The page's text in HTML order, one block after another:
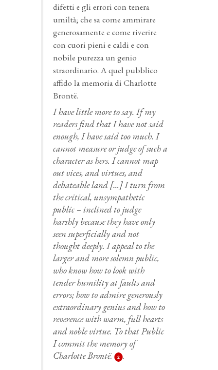
difetti e gli errori con tenera
umiltà; che sa come ammirare
generosamente e come riverire
con cuori pieni e caldi e con
nobile purezza un genio
straordinario. A quel pubblico
affido la memoria di Charlotte
Brontë.
I have little more to say. If my
readers find that I have not said
enough, I have said too much. I
cannot measure or judge of such a
character as hers. I cannot map
out vices, and virtues, and
debateable land [...] I turn from
the critical, unsympathetic
public – inclined to judge
harshly because they have only
seen superficially and not
thought deeply. I appeal to the
larger and more solemn public,
who know how to look with
tender humility at faults and
errors; how to admire generously
extraordinary genius and how to
reverence with warm, full hearts
and noble virtue. To that Public
I commit the memory of
Charlotte Brontë.
2 .